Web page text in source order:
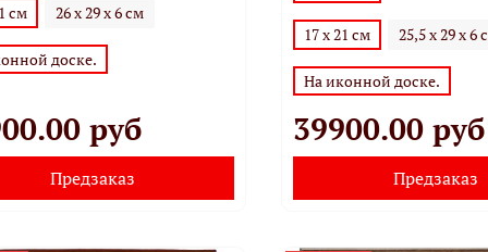
см 26 х 29 х 6 см
доске.
руб
Предзаказ
17 х 21 см 25,5 х 29 х 6
На иконной доске.
39900.00 руб
Предзаказ